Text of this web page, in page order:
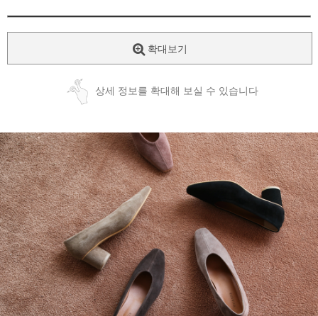
확대보기
상세 정보를 확대해 보실 수 있습니다